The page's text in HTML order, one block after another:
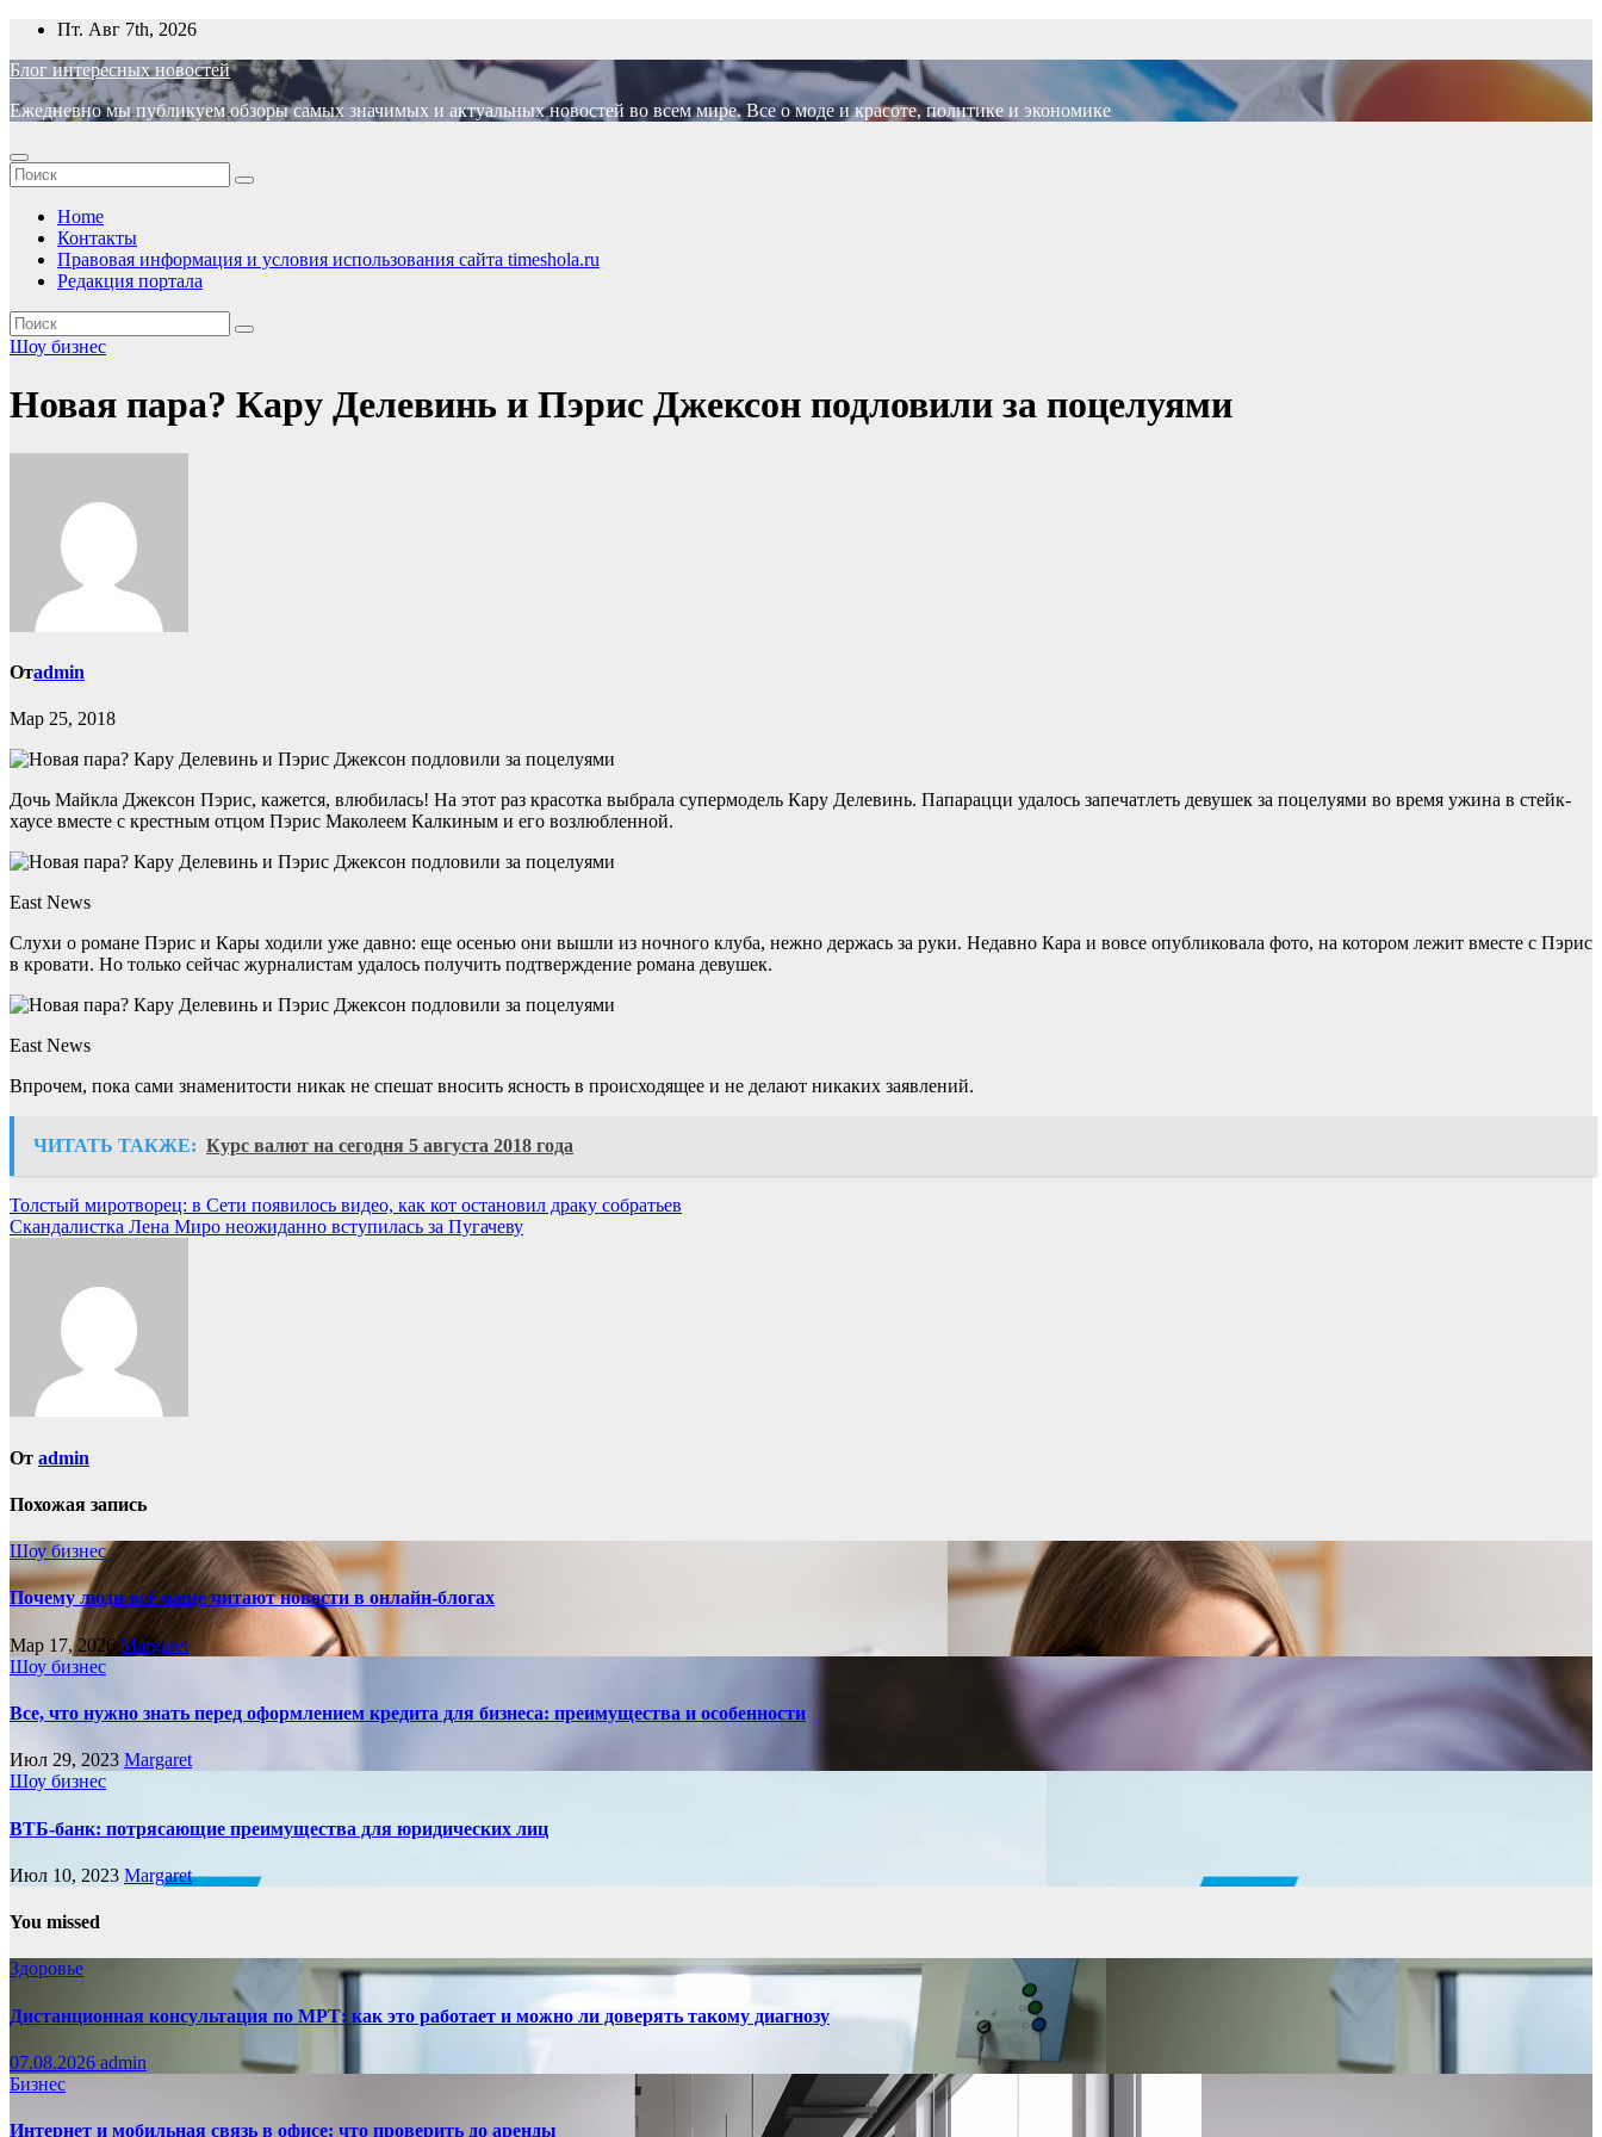
Перейти
содержимому
Пт. Авг 7th, 2026
Блог интересных новостей
Ежедневно мы публикуем обзоры самых значимых и актуальных новостей во всем мире. Все о моде и красоте, политике и экономике
Home
Контакты
Правовая информация и условия использования сайта timeshola.ru
Редакция портала
Шоу бизнес
Новая пара? Кару Делевинь и Пэрис Джексон подловили за поцелуями
Отadmin
Мар 25, 2018
Дочь Майкла Джексон Пэрис, кажется, влюбилась! На этот раз красотка выбрала супермодель Кару Делевинь. Папарацци удалось запечатлеть девушек за поцелуями во время ужина в стейк-
хаусе вместе с крестным отцом Пэрис Маколеем Калкиным и его возлюбленной.
East News
Слухи о романе Пэрис и Кары ходили уже давно: еще осенью они вышли из ночного клуба, нежно держась за руки. Недавно Кара и вовсе опубликовала фото, на котором лежит вместе с Пэрис
в кровати. Но только сейчас журналистам удалось получить подтверждение романа девушек.
East News
Впрочем, пока сами знаменитости никак не спешат вносить ясность в происходящее и не делают никаких заявлений.
ЧИТАТЬ ТАКЖЕ: Курс валют на сегодня 5 августа 2018 года
Навигация
по
Толстый миротворец: в Сети появилось видео, как кот остановил драку собратьев
Скандалистка Лена Миро неожиданно вступилась за Пугачеву
От admin
Похожая запись
Шоу бизнес
Почему люди всё чаще читают новости в онлайн-блогах
Мар 17, 2026Margaret
Шоу бизнес
Все, что нужно знать перед оформлением кредита для бизнеса: преимущества и особенности
Июл 29, 2023 Margaret
Шоу бизнес
ВТБ-банк: потрясающие преимущества для юридических лиц
Июл 10, 2023 Margaret
You missed
Здоровье
Дистанционная консультация по МРТ: как это работает и можно ли доверять такому диагнозу
07.08.2026 admin
Бизнес
Интернет и мобильная связь в офисе: что проверить до аренды